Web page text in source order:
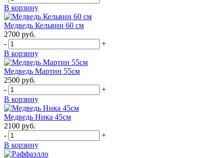
В корзину
Медведь Кельвин 60 см
2700 руб.
-
+
В корзину
Медведь Мартин 55см
2500 руб.
-
+
В корзину
Медведь Ника 45см
2100 руб.
-
+
В корзину